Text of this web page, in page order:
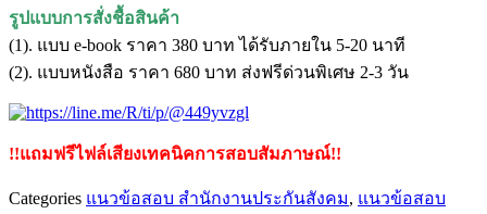
สังคม
จังหวัด
กระบี่
รูปแบบการสั่งชื้อสินค้า
(1). แบบ e-book ราคา 380 บาท ได้รับภายใน 5-20 นาที
(2). แบบหนังสือ ราคา 680 บาท ส่งฟรีด่วนพิเศษ 2-3 วัน
!!แถมฟรีไฟล์เสียงเทคนิคการสอบสัมภาษณ์!!
Categories แนวข้อสอบ สำนักงานประกันสังคม, แนวข้อสอบ